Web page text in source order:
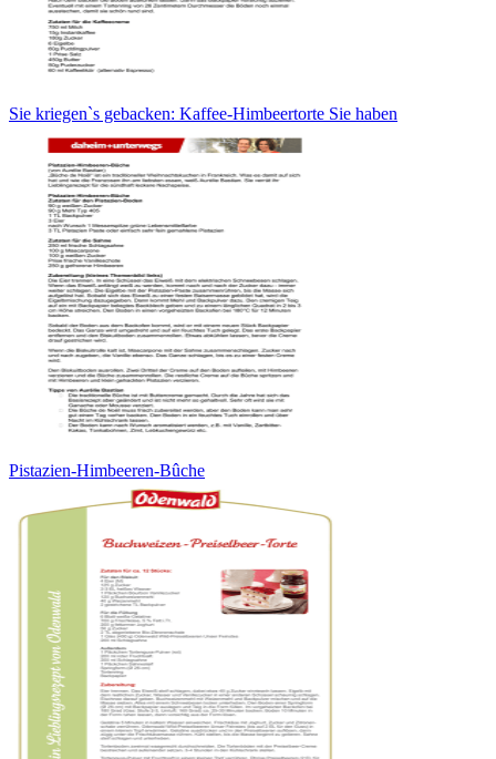
Sie kriegen`s gebacken: Kaffee-Himbeertorte Sie haben
Pistazien-Himbeeren-Bûche